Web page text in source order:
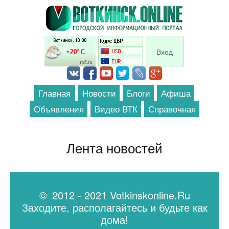
Перейти к основному содержанию
Вход
Главная Новости Блоги
Афиша
Объявления
Видео ВТК Справочная
Лента новостей
© 2012 - 2021 Votkinskonline.Ru
Заходите, располагайтесь и будьте как
дома!